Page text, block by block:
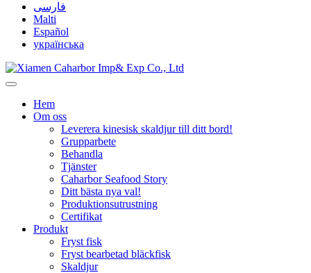
فارسی
Malti
Español
українська
Hem
Om oss
Leverera kinesisk skaldjur till ditt bord!
Grupparbete
Behandla
Tjänster
Caharbor Seafood Story
Ditt bästa nya val!
Produktionsutrustning
Certifikat
Produkt
Fryst fisk
Fryst bearbetad bläckfisk
Skaldjur